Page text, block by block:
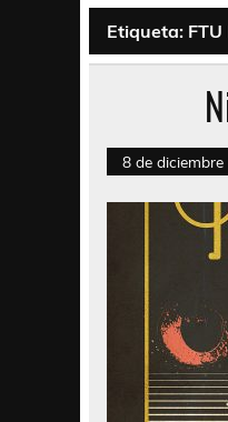
Etiqueta: FTU
8 de diciembre